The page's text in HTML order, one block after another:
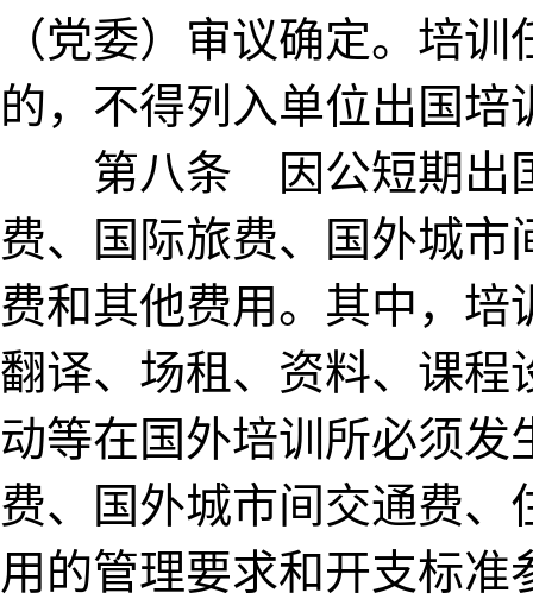
（党委）审议确定。培
的，不得列入单位出国
第八条 因公短期出国
费、国际旅费、国外城
费和其他费用。其中，
翻译、场租、资料、课程
动等在国外培训所必
费、国外城市间交通费
用的管理要求和开支标